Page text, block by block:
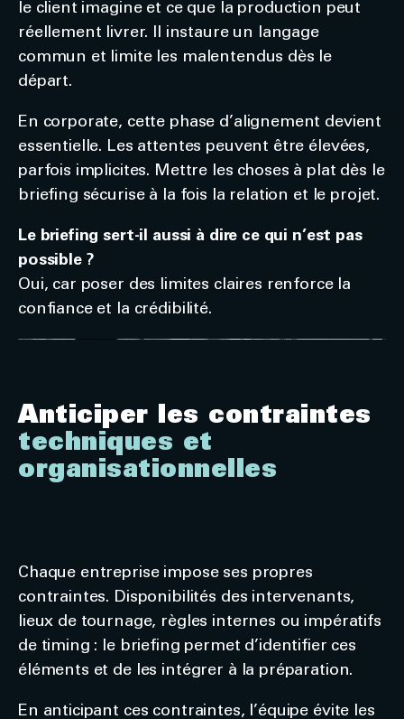
le client imagine et ce que la production peut
réellement livrer. Il instaure un langage
commun et limite les malentendus dès le
départ.
En corporate, cette phase d’alignement devient
essentielle. Les attentes peuvent être élevées,
parfois implicites. Mettre les choses à plat dès le
briefing sécurise à la fois la relation et le projet.
Le briefing sert-il aussi à dire ce qui n’est pas
possible ?
Oui, car poser des limites claires renforce la
confiance et la crédibilité.
Anticiper les contraintes
techniques et
organisationnelles
Chaque entreprise impose ses propres
contraintes. Disponibilités des intervenants,
lieux de tournage, règles internes ou impératifs
de timing : le briefing permet d’identifier ces
éléments et de les intégrer à la préparation.
En anticipant ces contraintes, l’équipe évite les